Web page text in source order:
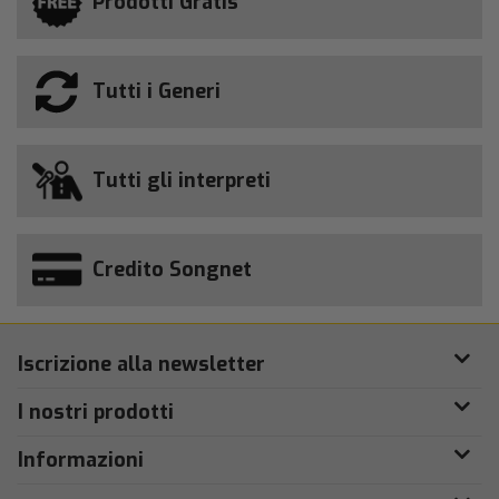
Tutti i Generi
Tutti gli interpreti
Credito Songnet
Iscrizione alla newsletter
I nostri prodotti
Informazioni